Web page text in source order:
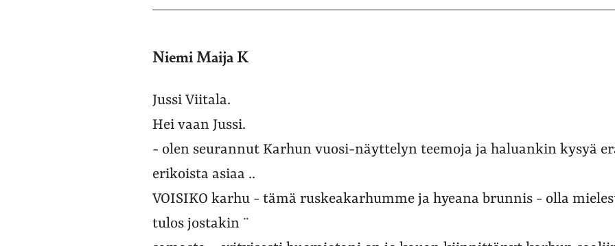
Niemi Maija K
Jussi Viitala.
Hei vaan Jussi.
- olen seurannut Karhun vuosi-näyttelyn teemoja ja haluankin kysyä
erikoista asiaa ..
VOISIKO karhu - tämä ruskeakarhumme ja hyeana brunnis - olla
tulos jostakin ¨